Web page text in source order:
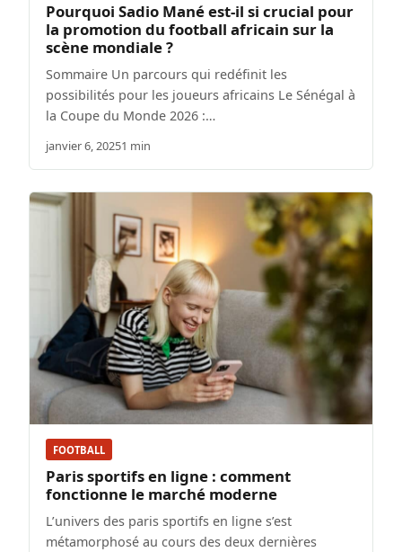
Pourquoi Sadio Mané est-il si crucial pour
la promotion du football africain sur la
scène mondiale ?
Sommaire Un parcours qui redéfinit les
possibilités pour les joueurs africains Le Sénégal à
la Coupe du Monde 2026 :…
janvier 6, 20251 min
FOOTBALL
Paris sportifs en ligne : comment
fonctionne le marché moderne
L’univers des paris sportifs en ligne s’est
métamorphosé au cours des deux dernières